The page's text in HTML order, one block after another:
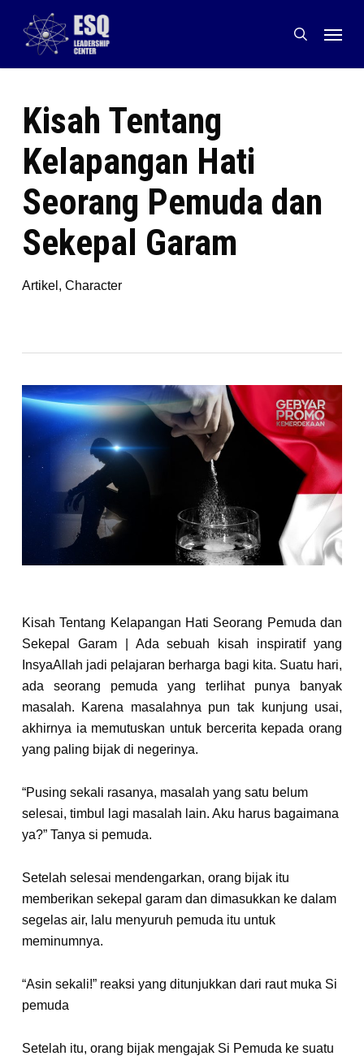
content
search
Menu
Kisah Tentang
Kelapangan Hati
Seorang Pemuda dan
Sekepal Garam
Artikel , Character
Kisah Tentang Kelapangan Hati Seorang Pemuda dan
Sekepal Garam | Ada sebuah kisah inspiratif yang
InsyaAllah jadi pelajaran berharga bagi kita. Suatu hari,
ada seorang pemuda yang terlihat punya banyak
masalah. Karena masalahnya pun tak kunjung usai,
akhirnya ia memutuskan untuk bercerita kepada orang
yang paling bijak di negerinya.
“Pusing sekali rasanya, masalah yang satu belum
selesai, timbul lagi masalah lain. Aku harus bagaimana
ya?” Tanya si pemuda.
Setelah selesai mendengarkan, orang bijak itu
memberikan sekepal garam dan dimasukkan ke dalam
segelas air, lalu menyuruh pemuda itu untuk
meminumnya.
“Asin sekali!” reaksi yang ditunjukkan dari raut muka Si
pemuda
Setelah itu, orang bijak mengajak Si Pemuda ke suatu